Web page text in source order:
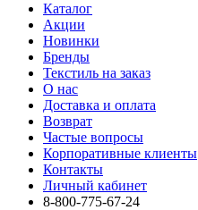
Каталог
Акции
Новинки
Бренды
Текстиль на заказ
О нас
Доставка и оплата
Возврат
Частые вопросы
Корпоративные клиенты
Контакты
Личный кабинет
8-800-775-67-24